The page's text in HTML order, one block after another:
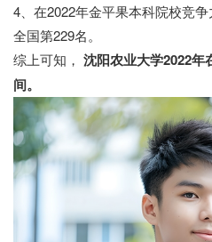
4、在2022年金平果本科院校竞
全国第229名。
综上可知， 沈阳农业大学2022年
间。